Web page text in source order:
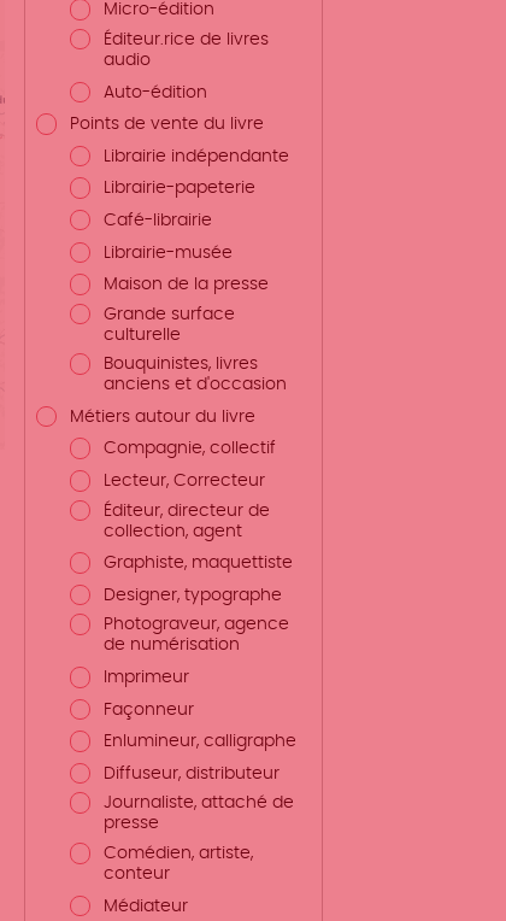
Micro-édition
Éditeur.rice de livres
audio
Auto-édition
Points de vente du livre
Librairie indépendante
Librairie-papeterie
Café-librairie
Librairie-musée
Maison de la presse
Grande surface
culturelle
Bouquinistes, livres
anciens et d'occasion
Métiers autour du livre
Compagnie, collectif
Lecteur, Correcteur
Éditeur, directeur de
collection, agent
Graphiste, maquettiste
Designer, typographe
Photograveur, agence
de numérisation
Imprimeur
Façonneur
Enlumineur, calligraphe
Diffuseur, distributeur
Journaliste, attaché de
presse
Comédien, artiste,
conteur
Médiateur